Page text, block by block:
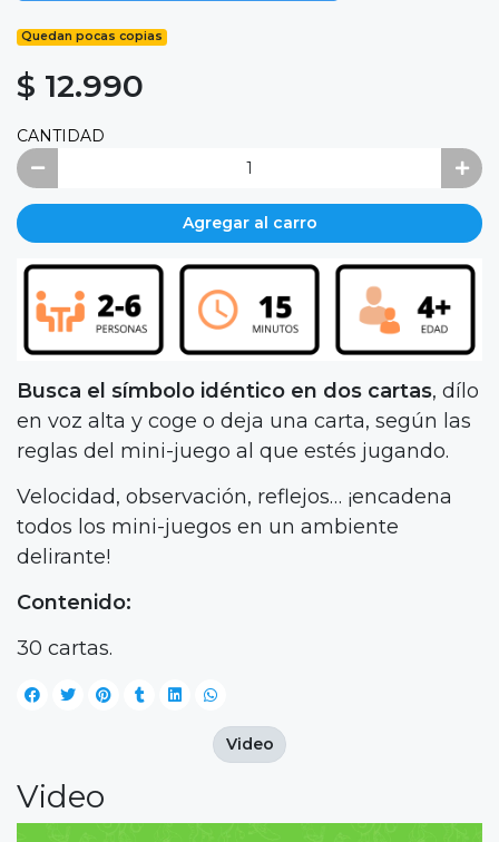
Quedan pocas copias
$ 12.990
CANTIDAD
Agregar al carro
Busca el símbolo idéntico en dos cartas, dílo
en voz alta y coge o deja una carta, según las
reglas del mini-juego al que estés jugando.
Velocidad, observación, reflejos… ¡encadena
todos los mini-juegos en un ambiente
delirante!
Contenido:
30 cartas.
Video
Video